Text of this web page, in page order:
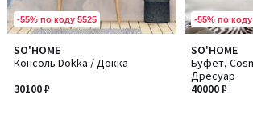
-55% по коду 5525
SO'HOME
Консоль Dokka / Докка
30100 ₽
-55% по коду
SO'HOME
Буфет,
Дресуар
40000 ₽